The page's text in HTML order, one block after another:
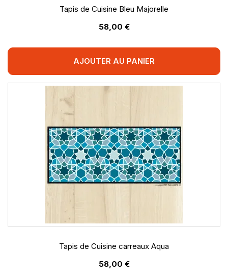
Tapis de Cuisine Bleu Majorelle
58,00 €
AJOUTER AU PANIER
Tapis de Cuisine carreaux Aqua
58,00 €